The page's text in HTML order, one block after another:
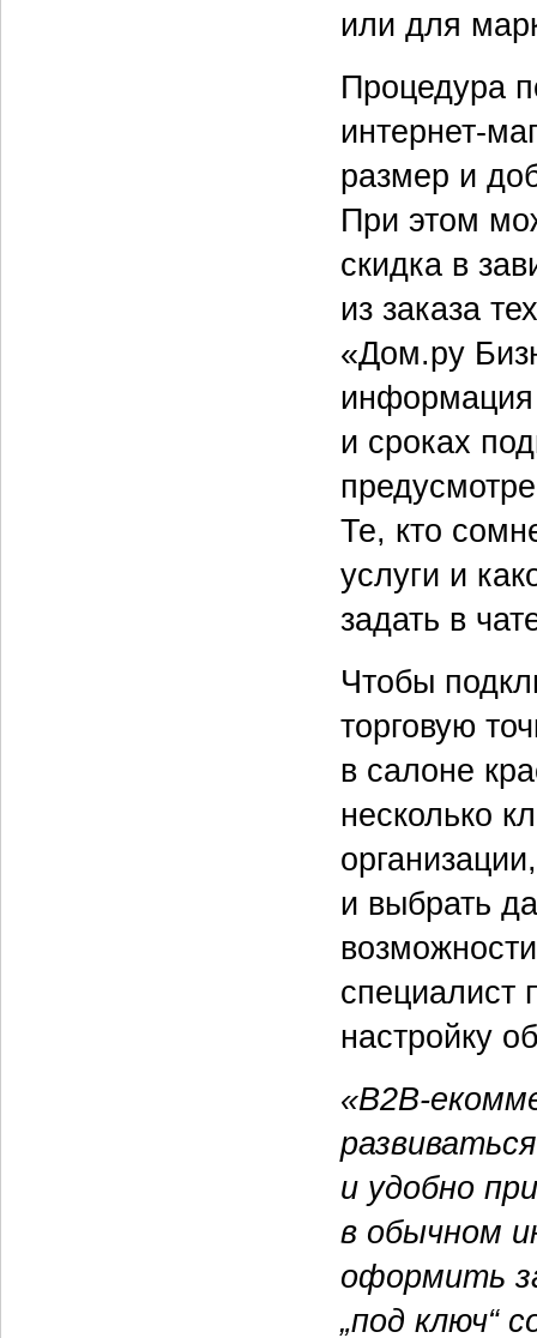
или для
Процедура
интернет-
размер и
При этом
скидка в
из заказа
«Дом.ру
информация
и сроках
Те, кто
услуги и
задать в
Чтобы
торговую
в салоне
несколько
и выбрать
специалист
настройку
«B2B-
и удобно
в обычном
оформить
„под ключ“